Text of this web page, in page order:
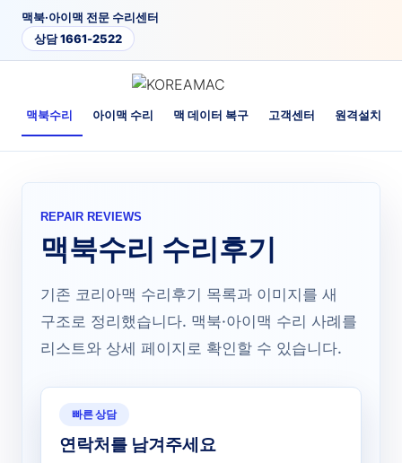
맥북·아이맥 전문 수리센터
상담 1661-2522
맥북수리 아이맥 수리 맥 데이터 복구 고객센터 원격설치·업
REPAIR REVIEWS
맥북수리 수리후기
기존 코리아맥 수리후기 목록과 이미지를 새
구조로 정리했습니다. 맥북·아이맥 수리 사례를
리스트와 상세 페이지로 확인할 수 있습니다.
빠른 상담
연락처를 남겨주세요